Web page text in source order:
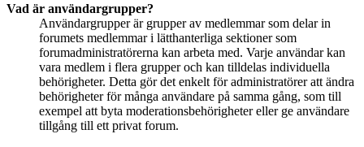
Vad är användargrupper?
Användargrupper är grupper av medlemmar som delar in
forumets medlemmar i lätthanterliga sektioner som
forumadministratörerna kan arbeta med. Varje användar kan
vara medlem i flera grupper och kan tilldelas individuella
behörigheter. Detta gör det enkelt för administratörer att ändra
behörigheter för många användare på samma gång, som till
exempel att byta moderationsbehörigheter eller ge användare
tillgång till ett privat forum.